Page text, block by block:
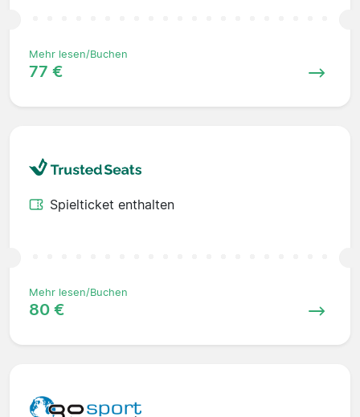
Mehr lesen/Buchen
77 €
Spielticket enthalten
Mehr lesen/Buchen
80 €